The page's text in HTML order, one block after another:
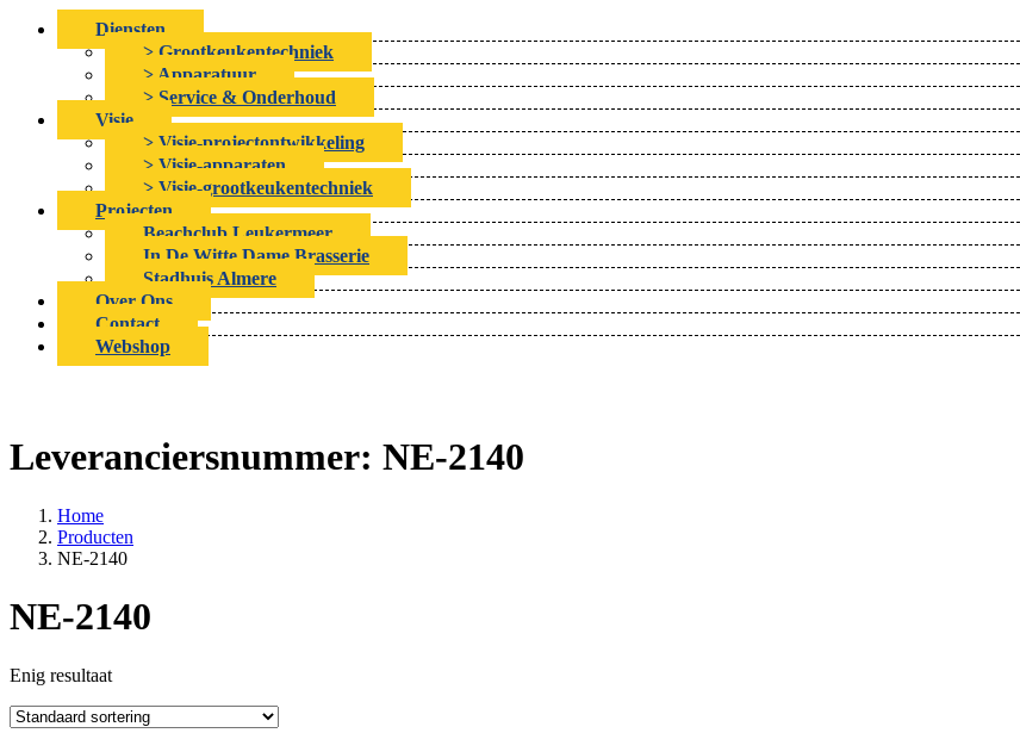
Diensten
> Grootkeukentechniek
> Apparatuur
> Service & Onderhoud
Visie
> Visie-projectontwikkeling
> Visie-apparaten
> Visie-grootkeukentechniek
Projecten
Beachclub Leukermeer
In De Witte Dame Brasserie
Stadhuis Almere
Over Ons
Contact
Webshop
Leveranciersnummer: NE-2140
Home
Producten
NE-2140
NE-2140
Enig resultaat